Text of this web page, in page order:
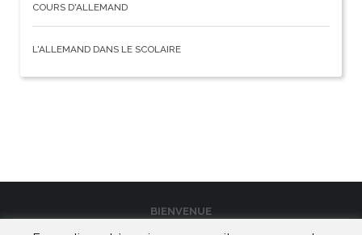
COURS D'ALLEMAND
L'ALLEMAND DANS LE SCOLAIRE
BIENVENUE